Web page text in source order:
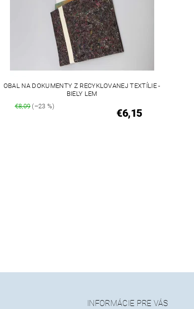
OBAL NA DOKUMENTY Z RECYKLOVANEJ TEXTÍLIE -
BIELY LEM
€8,09(–23 %)
€6,15
INFORMÁCIE PRE VÁS